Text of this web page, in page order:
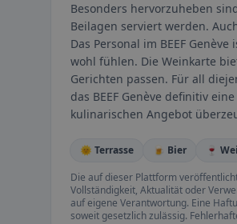
Besonders hervorzuheben
Beilagen serviert werden.
Das Personal im BEEF
wohl fühlen. Die Weinkarte
Gerichten passen. Für all
das BEEF Genève definitiv
kulinarischen Angebot
🌞 Terrasse 🍺 Bier 🍷
Die auf dieser Plattform
Vollständigkeit, Aktualität oder
auf eigene Verantwortung. Eine
soweit gesetzlich zulässig.